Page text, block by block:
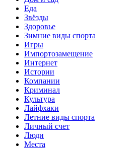
Еда
Звёзды
Здоровье
Зимние виды спорта
Игры
Импортозамещение
Интернет
Истории
Компании
Криминал
Культура
Лайфхаки
Летние виды спорта
Личный счет
Люди
Места